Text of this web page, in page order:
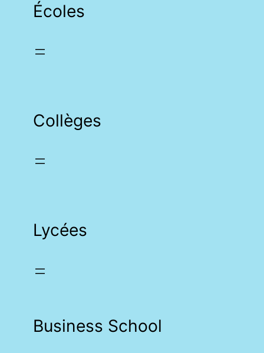
Écoles
Collèges
Lycées
Business School